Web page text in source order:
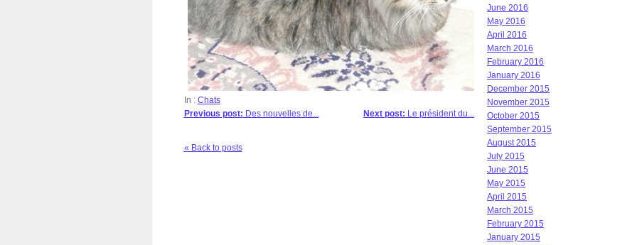
In : Chats
Next post: Le président du...
Previous post: Des nouvelles de...
« Back to posts
June 2016
May 2016
April 2016
March 2016
February 2016
January 2016
December 2015
November 2015
October 2015
September 2015
August 2015
July 2015
June 2015
May 2015
April 2015
March 2015
February 2015
January 2015